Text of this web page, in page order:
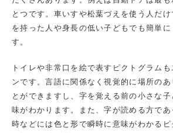
とつです。車いすや松葉づえを使う人だ
を持った人や身長の低い子どもでも簡単に
す。
トイレや非常口を絵で表すピクトグラム
ンです。言語に関係なく視覚的に場所のあ
とができますし、字を覚える前の小さな
味がわかります。また、字が読める方で
時などには色と形で瞬時に意味がわかる